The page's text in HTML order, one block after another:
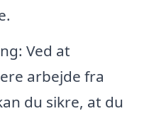
Ved at
arbejde fra
du sikre, at du